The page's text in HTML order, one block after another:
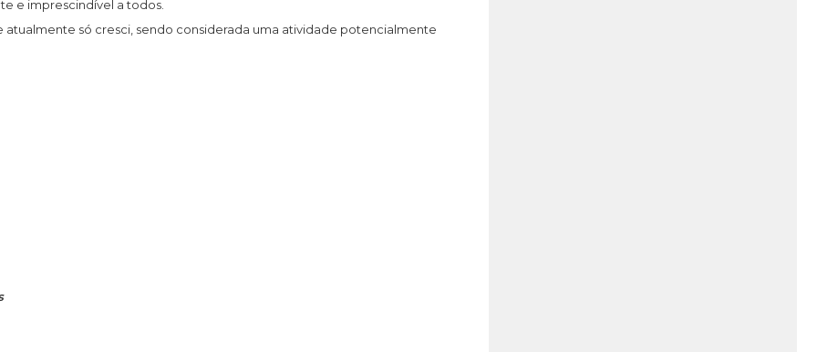
e imprescindível a todos.
só cresci, sendo considerada uma atividade potencialmente